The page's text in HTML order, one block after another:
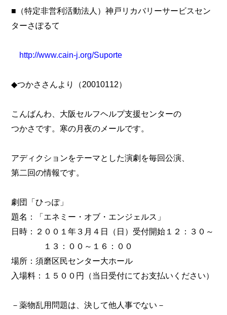
■（特定非営利活動法人）神戸リカバリーサービスセン
ターさぽるて
http://www.cain-j.org/Suporte
◆つかささんより（20010112）
こんばんわ、大阪セルフヘルプ支援センターの
つかさです。寒の月夜のメールです。
アディクションをテーマとした演劇を毎回公演、
第二回の情報です。
劇団「ひっぽ」
題名：「エネミー・オブ・エンジェルス」
日時：２００１年３月４日（日）受付開始１２：３０～
１３：００～１６：００
場所：須磨区民センター大ホール
入場料：１５００円（当日受付にてお支払いください）
－薬物乱用問題は、決して他人事でない－